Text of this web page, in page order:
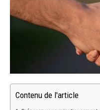
Contenu de l'article